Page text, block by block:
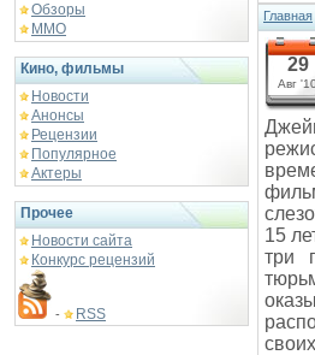
Обзоры
ММО
Кино, фильмы
Новости
Анонсы
Рецензии
Популярное
Актеры
Прочее
Новости сайта
Конкурс рецензий
- RSS
Главная
29
Авг
15
три